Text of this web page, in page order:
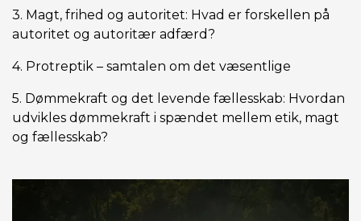
3. Magt, frihed og autoritet: Hvad er forskellen på
autoritet og autoritær adfærd?
4. Protreptik – samtalen om det væsentlige
5. Dømmekraft og det levende fællesskab: Hvordan
udvikles dømmekraft i spændet mellem etik, magt
og fællesskab?